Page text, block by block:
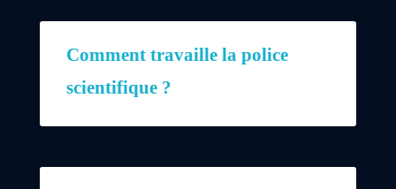
Comment travaille la police
scientifique ?